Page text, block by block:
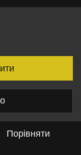
Порівняти